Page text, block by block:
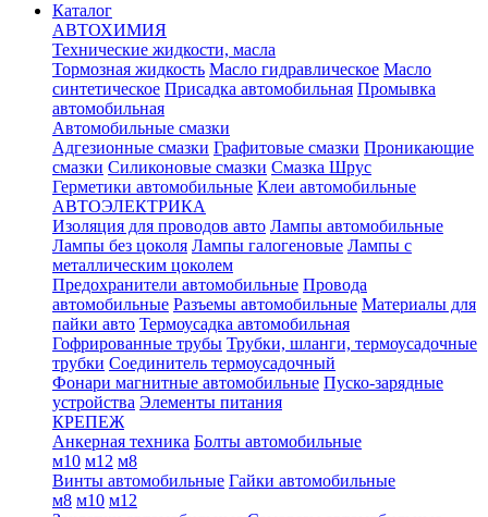
Каталог
АВТОХИМИЯ
Технические жидкости, масла
Тормозная жидкость Масло гидравлическое Масло
синтетическое Присадка автомобильная Промывка
автомобильная
Автомобильные смазки
Адгезионные смазки Графитовые смазки Проникающие
смазки Силиконовые смазки Смазка Шрус
Герметики автомобильные Клеи автомобильные
АВТОЭЛЕКТРИКА
Изоляция для проводов авто Лампы автомобильные
Лампы без цоколя Лампы галогеновые Лампы с
металлическим цоколем
Предохранители автомобильные Провода
автомобильные Разъемы автомобильные Материалы для
пайки авто Термоусадка автомобильная
Гофрированные трубы Трубки, шланги, термоусадочные
трубки Соединитель термоусадочный
Фонари магнитные автомобильные Пуско-зарядные
устройства Элементы питания
КРЕПЕЖ
Анкерная техника Болты автомобильные
м10 м12 м8
Винты автомобильные Гайки автомобильные
м8 м10 м12